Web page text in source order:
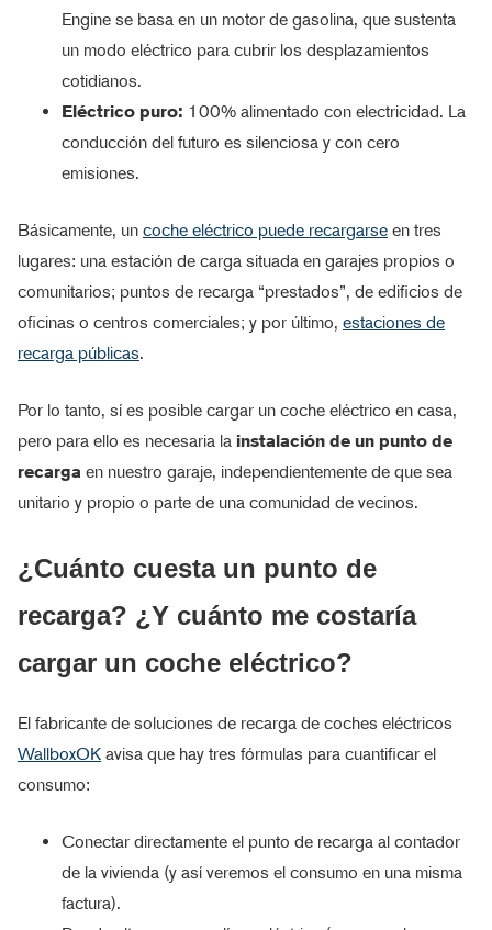
Engine se basa en un motor de gasolina, que sustenta
un modo eléctrico para cubrir los desplazamientos
cotidianos.
Eléctrico puro: 100% alimentado con electricidad. La
conducción del futuro es silenciosa y con cero
emisiones.
Básicamente, un coche eléctrico puede recargarse en tres
lugares: una estación de carga situada en garajes propios o
comunitarios; puntos de recarga “prestados”, de edificios de
oficinas o centros comerciales; y por último, estaciones de
recarga públicas.
Por lo tanto, sí es posible cargar un coche eléctrico en casa,
pero para ello es necesaria la instalación de un punto de
recarga en nuestro garaje, independientemente de que sea
unitario y propio o parte de una comunidad de vecinos.
¿Cuánto cuesta un punto de
recarga? ¿Y cuánto me costaría
cargar un coche eléctrico?
El fabricante de soluciones de recarga de coches eléctricos
WallboxOK avisa que hay tres fórmulas para cuantificar el
consumo:
Conectar directamente el punto de recarga al contador
de la vivienda (y así veremos el consumo en una misma
factura).